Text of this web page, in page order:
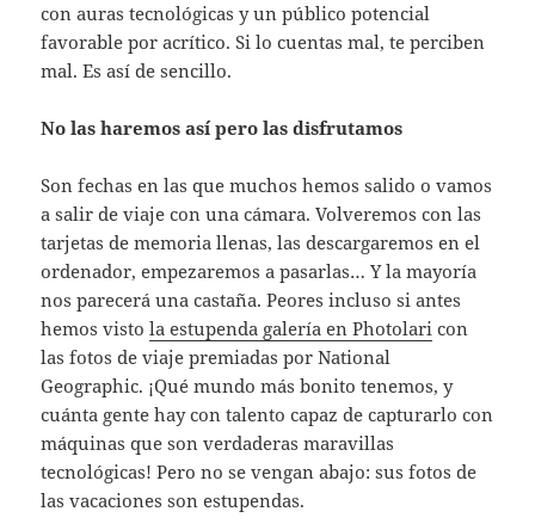
con auras tecnológicas y un público potencial
favorable por acrítico. Si lo cuentas mal, te perciben
mal. Es así de sencillo.
No las haremos así pero las disfrutamos
Son fechas en las que muchos hemos salido o vamos
a salir de viaje con una cámara. Volveremos con las
tarjetas de memoria llenas, las descargaremos en el
ordenador, empezaremos a pasarlas… Y la mayoría
nos parecerá una castaña. Peores incluso si antes
hemos vistola estupenda galería en Photolari con
las fotos de viaje premiadas por National
Geographic. ¡Qué mundo más bonito tenemos, y
cuánta gente hay con talento capaz de capturarlo con
máquinas que son verdaderas maravillas
tecnológicas! Pero no se vengan abajo: sus fotos de
las vacaciones son estupendas.